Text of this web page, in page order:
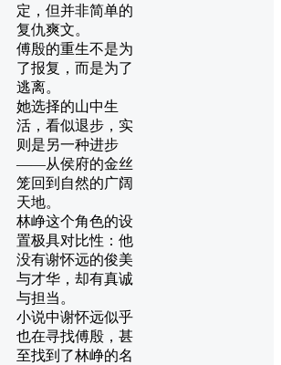
定，但并非简单的
复仇爽文。
傅殷的重生不是为
了报复，而是为了
逃离。
她选择的山中生
活，看似退步，实
则是另一种进步
——从侯府的金丝
笼回到自然的广阔
天地。
林峥这个角色的设
置极具对比性：他
没有谢怀远的俊美
与才华，却有真诚
与担当。
小说中谢怀远似乎
也在寻找傅殷，甚
至找到了林峥的名